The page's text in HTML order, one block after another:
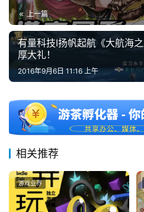
上
海
站
中
文
国
)
上一篇
有量科技I扬帆起航《大航海
厚大礼！
2016年9月6日 11:16 上午
相关推荐
游戏业界